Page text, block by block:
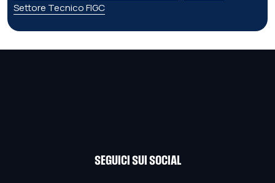
Settore Tecnico FIGC
SEGUICI SUI SOCIAL